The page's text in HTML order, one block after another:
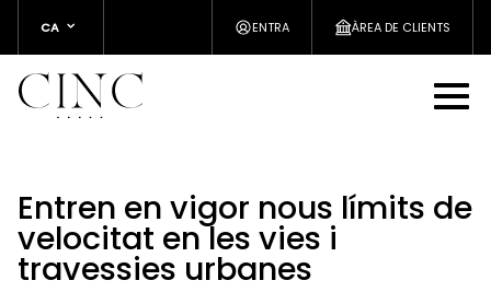
CA ENTRA ÀREA DE CLIENTS
Entren en vigor nous límits de
velocitat en les vies i
travessies urbanes